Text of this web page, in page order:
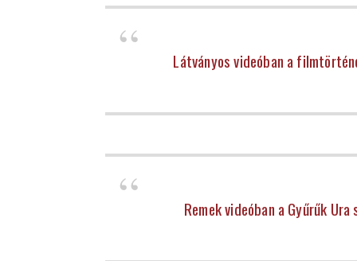
Látványos videóban a
Remek videóban a Gyűrűk